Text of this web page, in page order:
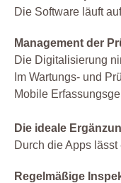
Die Software läuft
Management der
Die Digitalisierung
Im Wartungs- und
Mobile
Die ideale
Durch die Apps
Regelmäßige